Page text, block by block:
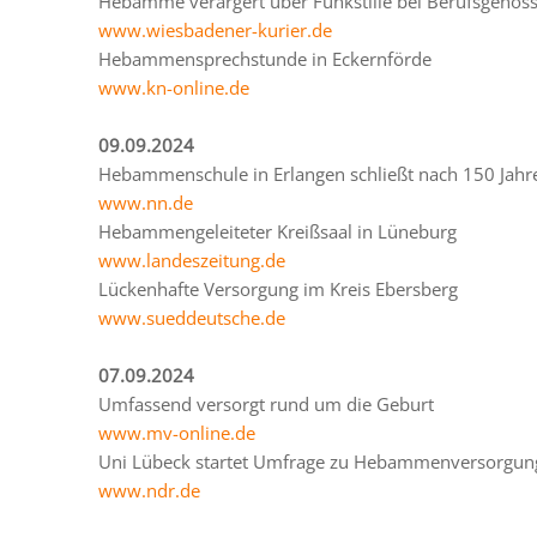
www.wiesbadener-kurier.de
Hebammensprechstunde in Eckernförde
www.kn-online.de
09.09.2024
Hebammenschule in Erlangen schließt nach 150
www.nn.de
Hebammengeleiteter Kreißsaal in Lüneburg
www.landeszeitung.de
Lückenhafte Versorgung im Kreis Ebersberg
www.sueddeutsche.de
07.09.2024
Umfassend versorgt rund um die Geburt
www.mv-online.de
Uni Lübeck startet Umfrage zu
www.ndr.de